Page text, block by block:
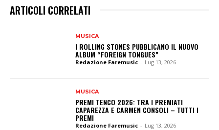
ARTICOLI CORRELATI
MUSICA
I ROLLING STONES PUBBLICANO IL NUOVO
ALBUM “FOREIGN TONGUES”
Redazione Faremusic - Lug 13, 2026
MUSICA
PREMI TENCO 2026: TRA I PREMIATI
CAPAREZZA E CARMEN CONSOLI – TUTTI I
PREMI
Redazione Faremusic - Lug 13, 2026